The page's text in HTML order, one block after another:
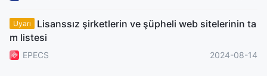
Uyarı
Lisanssız şirketlerin ve şüpheli web sitelerinin ta
m listesi
EPECS 2024-08-14